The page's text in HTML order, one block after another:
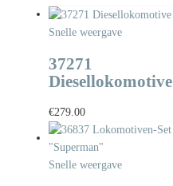
Snelle weergave
37271
Diesellokomotive
€279.00
Snelle weergave